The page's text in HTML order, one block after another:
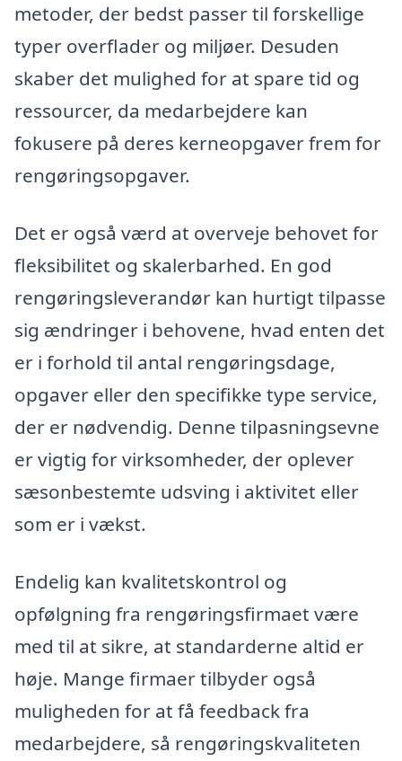
metoder, der bedst passer til forskellige
typer overflader og miljøer. Desuden
skaber det mulighed for at spare tid og
ressourcer, da medarbejdere kan
fokusere på deres kerneopgaver frem for
rengøringsopgaver.
Det er også værd at overveje behovet for
fleksibilitet og skalerbarhed. En god
rengøringsleverandør kan hurtigt tilpasse
sig ændringer i behovene, hvad enten det
er i forhold til antal rengøringsdage,
opgaver eller den specifikke type service,
der er nødvendig. Denne tilpasningsevne
er vigtig for virksomheder, der oplever
sæsonbestemte udsving i aktivitet eller
som er i vækst.
Endelig kan kvalitetskontrol og
opfølgning fra rengøringsfirmaet være
med til at sikre, at standarderne altid er
høje. Mange firmaer tilbyder også
muligheden for at få feedback fra
medarbejdere, så rengøringskvaliteten